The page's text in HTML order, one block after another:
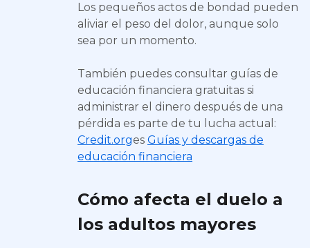
Los pequeños actos de bondad pueden
aliviar el peso del dolor, aunque solo
sea por un momento.
También puedes consultar guías de
educación financiera gratuitas si
administrar el dinero después de una
pérdida es parte de tu lucha actual:
Credit.orges Guías y descargas de
educación financiera
Cómo afecta el duelo a
los adultos mayores